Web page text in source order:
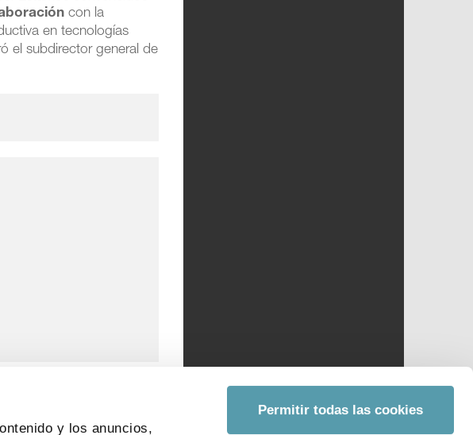
y los anuncios,
Permitir todas las cookies
con la
en tecnologías
el subdirector general de